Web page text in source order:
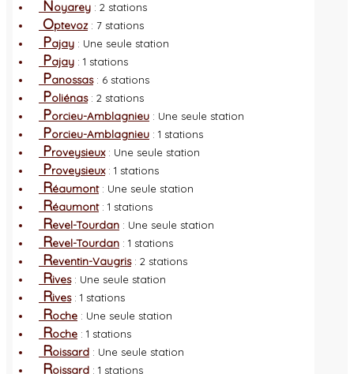
Noyarey : 2 stations
Optevoz: 7 stations
Pajay : Une seule station
Pajay : 1 stations
Panossas: 6 stations
Poliénas: 2 stations
Porcieu-Amblagnieu : Une seule station
Porcieu-Amblagnieu : 1 stations
Proveysieux: Une seule station
Proveysieux: 1 stations
Réaumont: Une seule station
Réaumont: 1 stations
Revel-Tourdan : Une seule station
Revel-Tourdan : 1 stations
Reventin-Vaugris: 2 stations
Rives: Une seule station
Rives: 1 stations
Roche : Une seule station
Roche : 1 stations
Roissard : Une seule station
Roissard : 1 stations